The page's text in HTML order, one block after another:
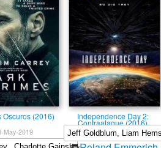
Oscuros (2016)
May-2019
Independence Day 2:
Contraataque (2016)